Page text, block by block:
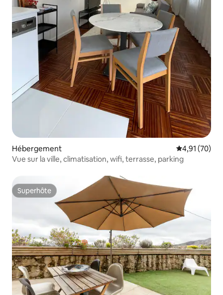
Hébergement Évaluation
4,91 (70)
Vue sur la ville, climatisation, wifi, terrasse, parking
Superhôte
Superhôte